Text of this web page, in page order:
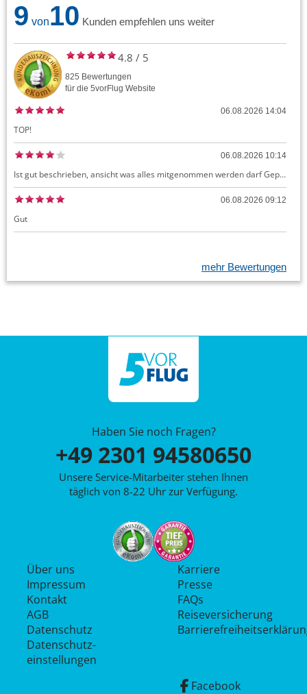
9 von10 Kunden empfehlen uns weiter
4.8 / 5
825 Bewertungen
für die 5vorFlug Website
06.08.2026 14:04
TOP!
06.08.2026 10:14
Ist gut beschrieben, ansicht was alles mitgenommen werden darf Gepäck dürfte auch kostenloses Handgepäck umfassen, ansonsten sehr easy zu machen
06.08.2026 09:12
Gut
mehr Bewertungen
Haben Sie noch Fragen?
+49 2301 94580650
Unsere Service-Mitarbeiter stehen Ihnen
täglich von 8-22 Uhr zur Verfügung.
Über uns
Impressum
Kontakt
AGB
Datenschutz
Datenschutz­
einstellungen
Karriere
Presse
FAQs
Reiseversicherung
Facebook